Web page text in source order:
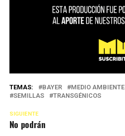
TEMAS: BAYER MEDIO AMBIENTE
SEMILLAS
TRANSGÉNICOS
SIGUIENTE
No podrán